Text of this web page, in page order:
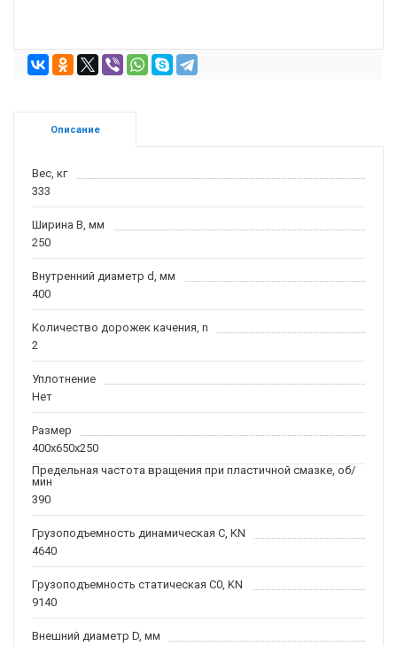
Описание
Вес, кг
333
Ширина B, мм
250
Внутренний диаметр d, мм
400
Количество дорожек качения, n
2
Уплотнение
Нет
Размер
400x650x250
Предельная частота вращения при пластичной смазке, об/
мин
390
Грузоподъемность динамическая C, KN
4640
Грузоподъемность статическая C0, KN
9140
Внешний диаметр D, мм